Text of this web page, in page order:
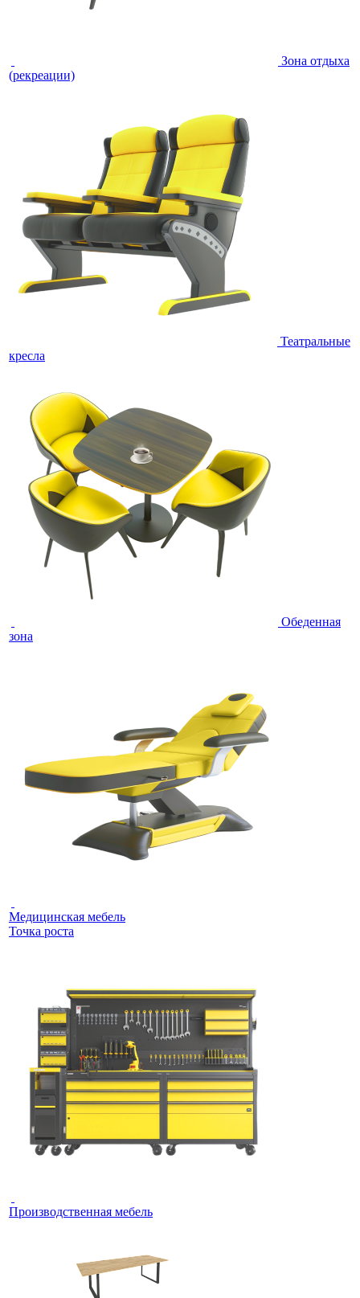
Зона отдыха
(рекреации)
Театральные
кресла
Обеденная
зона
Медицинская мебель
Точка роста
Производственная мебель